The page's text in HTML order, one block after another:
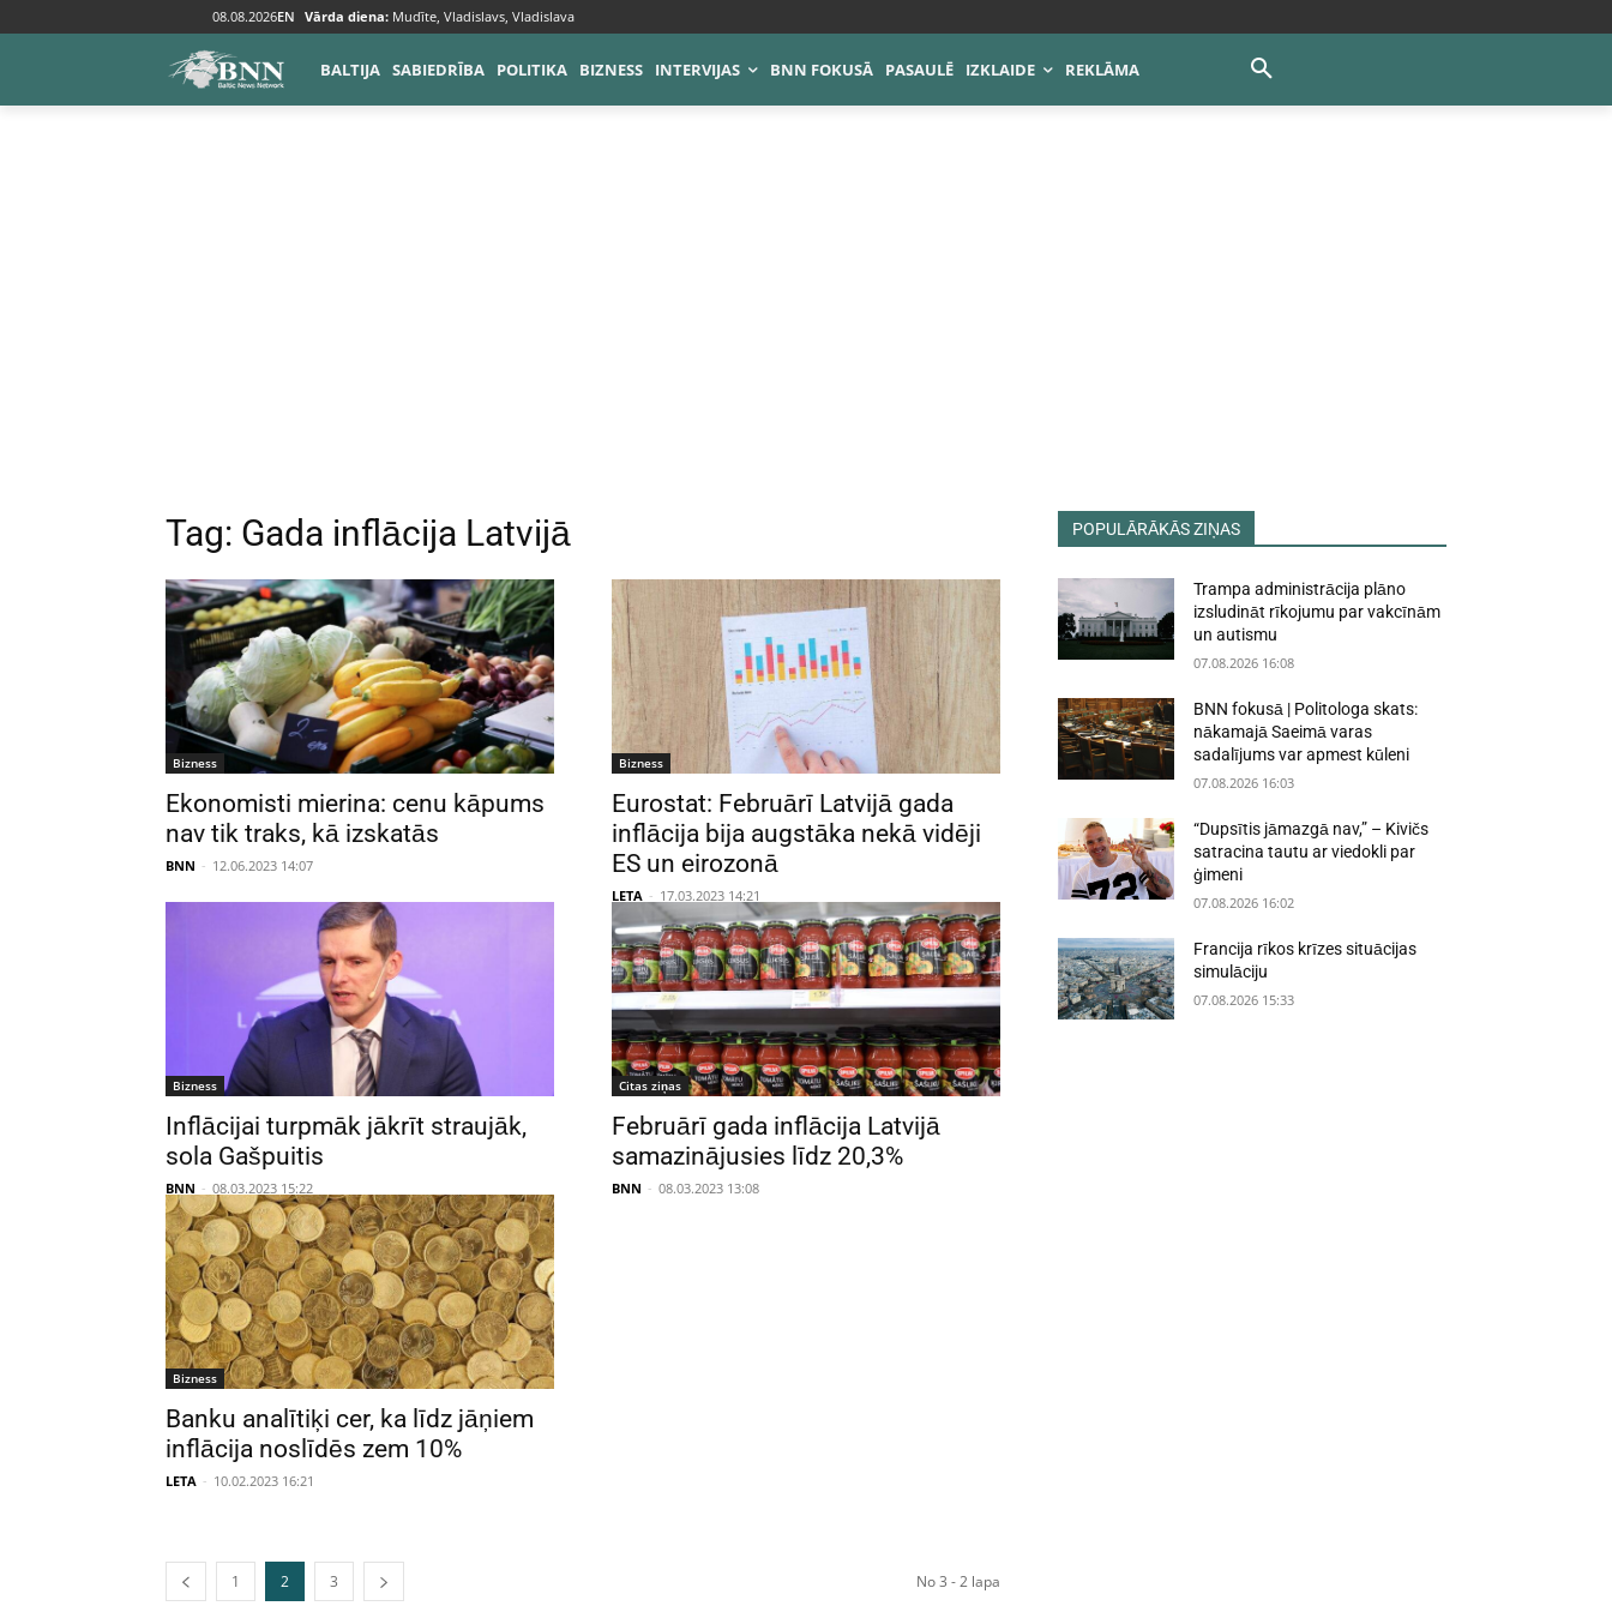
08.08.2026EN Vārda diena: Mudīte, Vladislavs, Vladislava
BALTIJA SABIEDRĪBA POLITIKA BIZNESS INTERVIJAS BNN FOKUSĀ PASAULĒ IZKLAIDE REKLĀMA
Tags Gada inflācija Latvijā
Tag: Gada inflācija Latvijā
Bizness
Ekonomisti mierina: cenu kāpums
nav tik traks, kā izskatās
BNN - 12.06.2023 14:07
Bizness
Eurostat: Februārī Latvijā gada
inflācija bija augstāka nekā vidēji
ES un eirozonā
LETA - 17.03.2023 14:21
Bizness
Inflācijai turpmāk jākrīt straujāk,
sola Gašpuitis
BNN - 08.03.2023 15:22
Citas ziņas
Februārī gada inflācija Latvijā
samazinājusies līdz 20,3%
BNN - 08.03.2023 13:08
Bizness
Banku analītiķi cer, ka līdz jāņiem
inflācija noslīdēs zem 10%
LETA - 10.02.2023 16:21
1 2 3 No 3 - 2 lapa
POPULĀRĀKĀS ZIŅAS
Trampa administrācija plāno
izsludināt rīkojumu par vakcīnām
un autismu
07.08.2026 16:08
BNN fokusā | Politologa skats:
nākamajā Saeimā varas
sadalījums var apmest kūleni
07.08.2026 16:03
“Dupsītis jāmazgā nav,” – Kivičs
satracina tautu ar viedokli par
ģimeni
07.08.2026 16:02
Francija rīkos krīzes situācijas
simulāciju
07.08.2026 15:33